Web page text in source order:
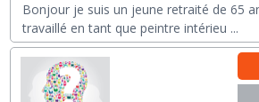
Bonjour je suis un jeune retraité de 65
travaillé en tant que peintre intérieu ...